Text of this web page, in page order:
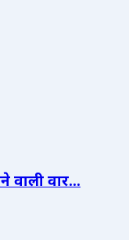
वाली वार...